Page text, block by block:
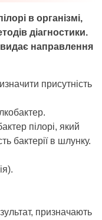
в організмі,
діагностики.
видає направлення
присутність
пілорі, який
бактерії в шлунку.
призначають